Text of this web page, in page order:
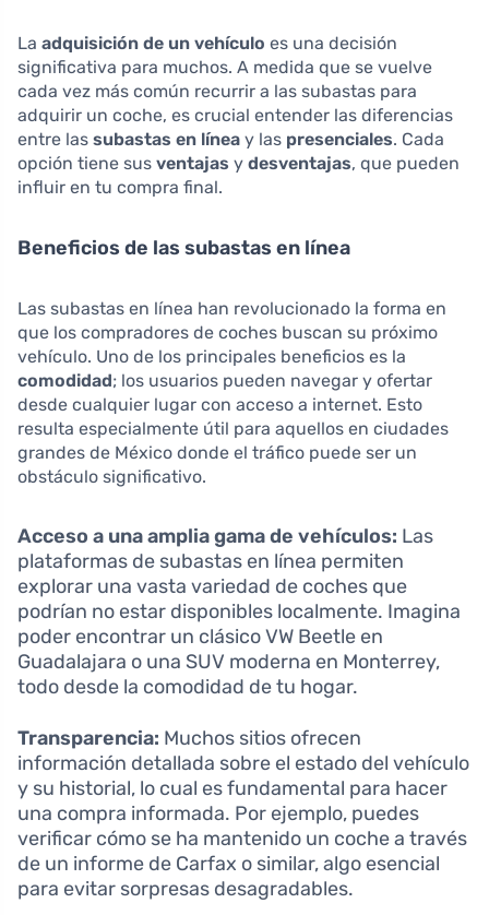
La adquisición de un vehículo es una decisión
significativa para muchos. A medida que se vuelve
cada vez más común recurrir a las subastas para
adquirir un coche, es crucial entender las diferencias
entre las subastas en línea y las presenciales. Cada
opción tiene sus ventajas y desventajas, que pueden
influir en tu compra final.
Beneficios de las subastas en línea
Las subastas en línea han revolucionado la forma en
que los compradores de coches buscan su próximo
vehículo. Uno de los principales beneficios es la
comodidad; los usuarios pueden navegar y ofertar
desde cualquier lugar con acceso a internet. Esto
resulta especialmente útil para aquellos en ciudades
grandes de México donde el tráfico puede ser un
obstáculo significativo.
Acceso a una amplia gama de vehículos: Las
plataformas de subastas en línea permiten
explorar una vasta variedad de coches que
podrían no estar disponibles localmente. Imagina
poder encontrar un clásico VW Beetle en
Guadalajara o una SUV moderna en Monterrey,
todo desde la comodidad de tu hogar.
Transparencia: Muchos sitios ofrecen
información detallada sobre el estado del vehículo
y su historial, lo cual es fundamental para hacer
una compra informada. Por ejemplo, puedes
verificar cómo se ha mantenido un coche a través
de un informe de Carfax o similar, algo esencial
para evitar sorpresas desagradables.